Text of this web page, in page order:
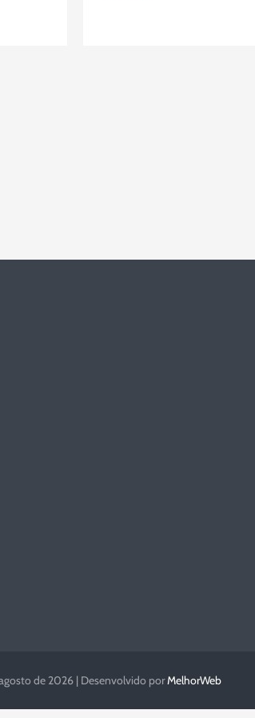
de 2026 | Desenvolvido porMelhorWeb